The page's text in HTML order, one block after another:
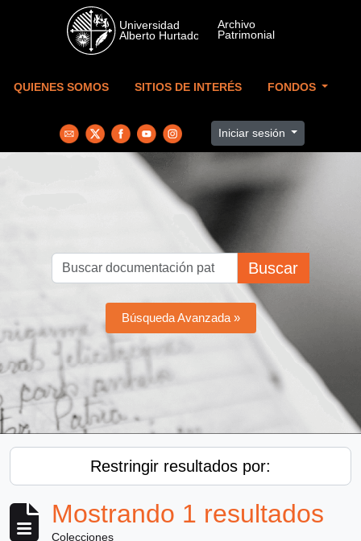
Skip to main content
QUIENES SOMOS SITIOS DE INTERÉS FONDOS
Iniciar sesión
Buscar
Búsqueda Avanzada »
Restringir resultados por:
Mostrando 1 resultados
Colecciones